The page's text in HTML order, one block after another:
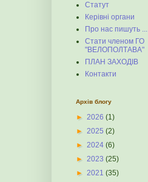
Статут
Керівні органи
Про нас пишуть ...
Стати членом ГО
"ВЕЛОПОЛТАВА"
ПЛАН ЗАХОДІВ
Контакти
Архів блогу
► 2026 (1)
► 2025 (2)
► 2024 (6)
► 2023 (25)
► 2021 (35)